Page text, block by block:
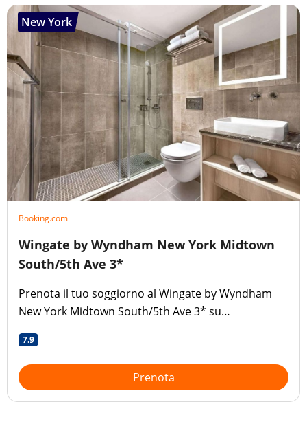
New York
Booking.com
Wingate by Wyndham New York Midtown
South/5th Ave 3*
Prenota il tuo soggiorno al Wingate by Wyndham
New York Midtown South/5th Ave 3* su
7.9
Prenota